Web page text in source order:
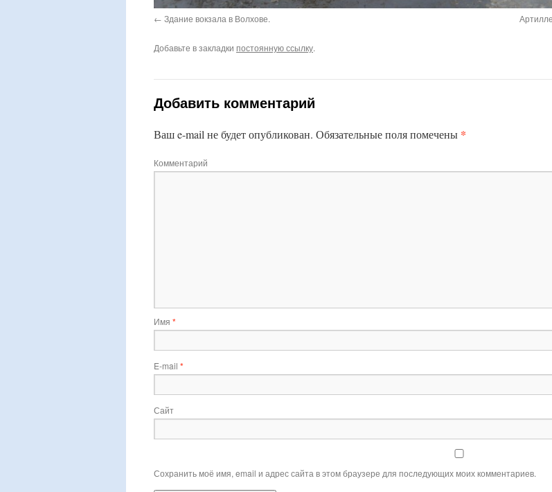
Здание вокзала в Волхове.
Добавьте в закладки постоянную ссылку.
Добавить комментарий
Ваш e-mail не будет опубликован. Обязательные поля помечены *
Комментарий
Имя *
E-mail *
Сайт
Сохранить моё имя, email и адрес сайта в этом браузере для последующих моих комментариев.